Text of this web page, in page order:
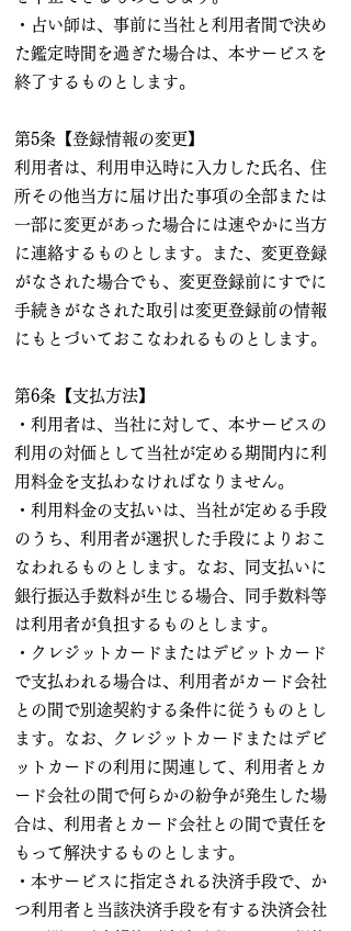
・占い師は、事前に当社と利用者間で決め
た鑑定時間を過ぎた場合は、本サービスを
終了するものとします。
第5条【登録情報の変更】
利用者は、利用申込時に入力した氏名、住
所その他当方に届け出た事項の全部または
一部に変更があった場合には速やかに当方
に連絡するものとします。また、変更登録
がなされた場合でも、変更登録前にすでに
手続きがなされた取引は変更登録前の情報
にもとづいておこなわれるものとします。
第6条【支払方法】
・利用者は、当社に対して、本サービスの
利用の対価として当社が定める期間内に利
用料金を支払わなければなりません。
・利用料金の支払いは、当社が定める手段
のうち、利用者が選択した手段によりおこ
なわれるものとします。なお、同支払いに
銀行振込手数料が生じる場合、同手数料等
は利用者が負担するものとします。
・クレジットカードまたはデビットカード
で支払われる場合は、利用者がカード会社
との間で別途契約する条件に従うものとし
ます。なお、クレジットカードまたはデビ
ットカードの利用に関連して、利用者とカ
ード会社の間で何らかの紛争が発生した場
合は、利用者とカード会社との間で責任を
もって解決するものとします。
・本サービスに指定される決済手段で、か
つ利用者と当該決済手段を有する決済会社